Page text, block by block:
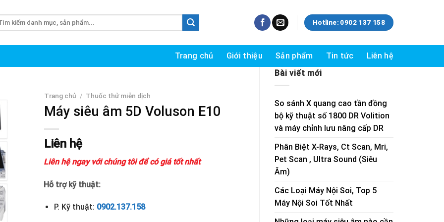
Hotline: 0902 137 158
Trang chủ Giới thiệu Sản phẩm Tin tức
Liên hệ
Bài viết mới
So sánh X quang cao tần đồng
bộ kỹ thuật số 1800 DR Volition
và máy chỉnh lưu nâng cấp DR
Phân Biệt X-Rays, Ct Scan, Mri,
Pet Scan , Ultra Sound (Siêu
Âm)
Các Loại Máy Nội Soi, Top 5
Máy Nội Soi Tốt Nhất
Trang chủ / Thuốc thử miễn dịch
Máy siêu âm 5D Voluson E10
Liên hệ
Liên hệ ngay với chúng tôi để có giá tốt nhất
Hỗ trợ kỹ thuật:
P. Kỹ thuật: 0902.137.158